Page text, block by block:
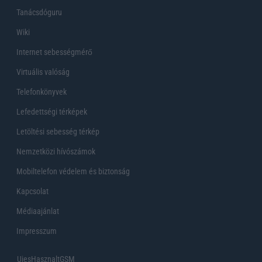
Tanácsdóguru
Wiki
Internet sebességmérő
Virtuális valóság
Telefonkönyvek
Lefedettségi térképek
Letöltési sebesség térkép
Nemzetközi hívószámok
Mobiltelefon védelem és biztonság
Kapcsolat
Médiaajánlat
Impresszum
UjesHasznaltGSM